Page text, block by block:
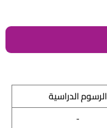
الرسوم الدراسية
-